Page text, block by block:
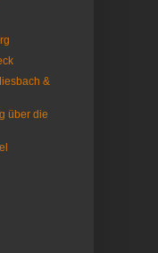
&
über die